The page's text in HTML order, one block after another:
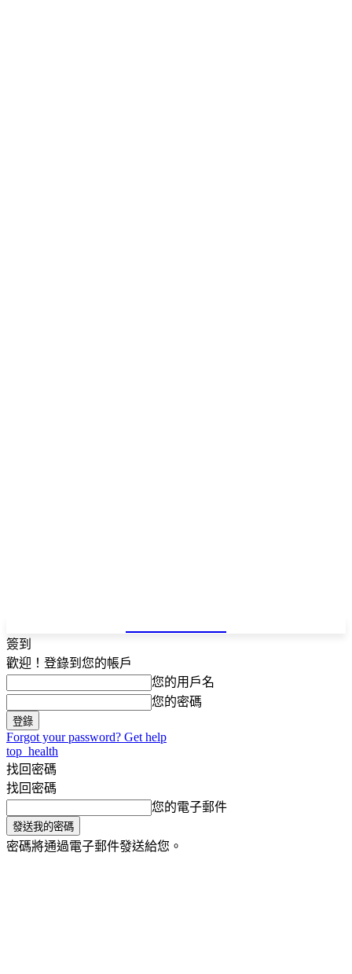
簽到
歡迎！登錄到您的帳戶
您的用戶名
您的密碼
Forgot your password? Get help
top_health
找回密碼
找回密碼
您的電子郵件
密碼將通過電子郵件發送給您。